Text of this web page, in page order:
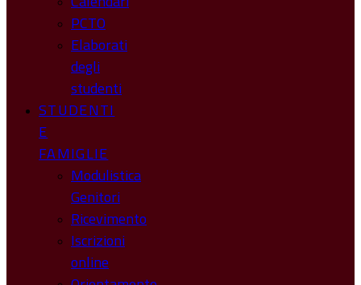
PCTO
Elaborati
degli
studenti
STUDENTI
E
FAMIGLIE
Modulistica
Genitori
Ricevimento
Iscrizioni
online